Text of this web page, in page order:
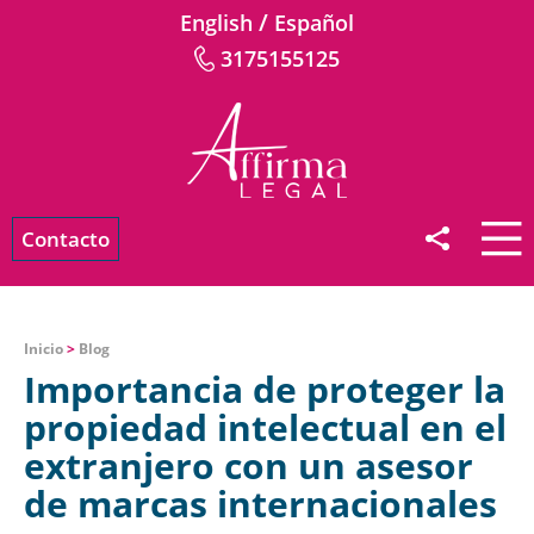
English / Español
3175155125
Contacto
Inicio> Blog
Importancia de proteger la
propiedad intelectual en el
extranjero con un asesor
de marcas internacionales